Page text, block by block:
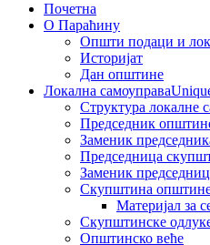
Почетна
О Параћину
Општи подаци и
Историјат
Дан општине
Локална самоуправа
Структура локалне
Председник
Заменик
Председница
Заменик
Скупштина
Материјал за
Скупштинске
Општинско веће